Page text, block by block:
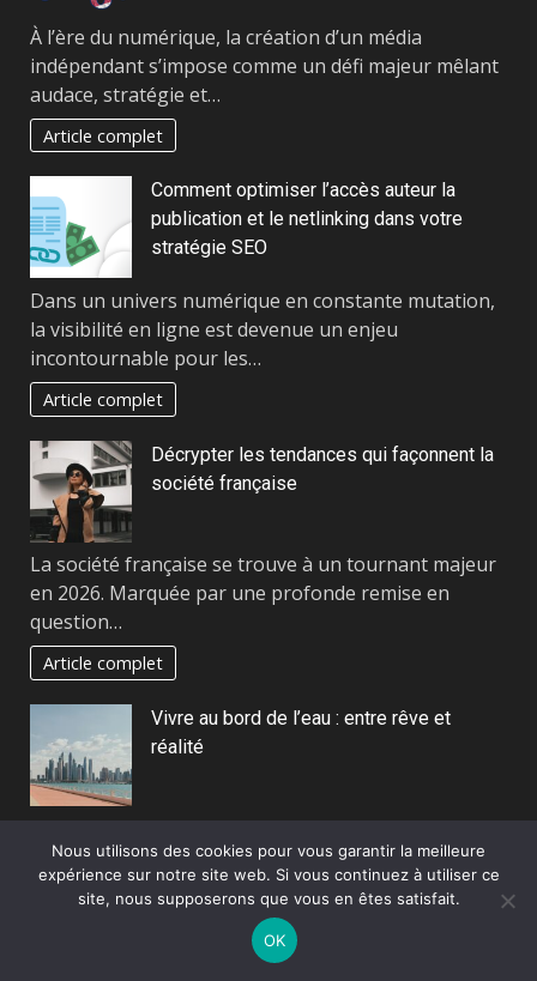
À l’ère du numérique, la création d’un média
indépendant s’impose comme un défi majeur mêlant
audace, stratégie et…
Article complet
Comment optimiser l’accès auteur la
publication et le netlinking dans votre
stratégie SEO
Dans un univers numérique en constante mutation,
la visibilité en ligne est devenue un enjeu
incontournable pour les…
Article complet
Décrypter les tendances qui façonnent la
société française
La société française se trouve à un tournant majeur
en 2026. Marquée par une profonde remise en
question…
Article complet
Vivre au bord de l’eau : entre rêve et
réalité
Le désir de vivre au bord de l’eau s’inscrit dans une
longue tradition humaine mêlant passion pour le…
Article complet
Pourquoi le blog reste un outil
Nous utilisons des cookies pour vous garantir la meilleure
expérience sur notre site web. Si vous continuez à utiliser ce
site, nous supposerons que vous en êtes satisfait.
OK